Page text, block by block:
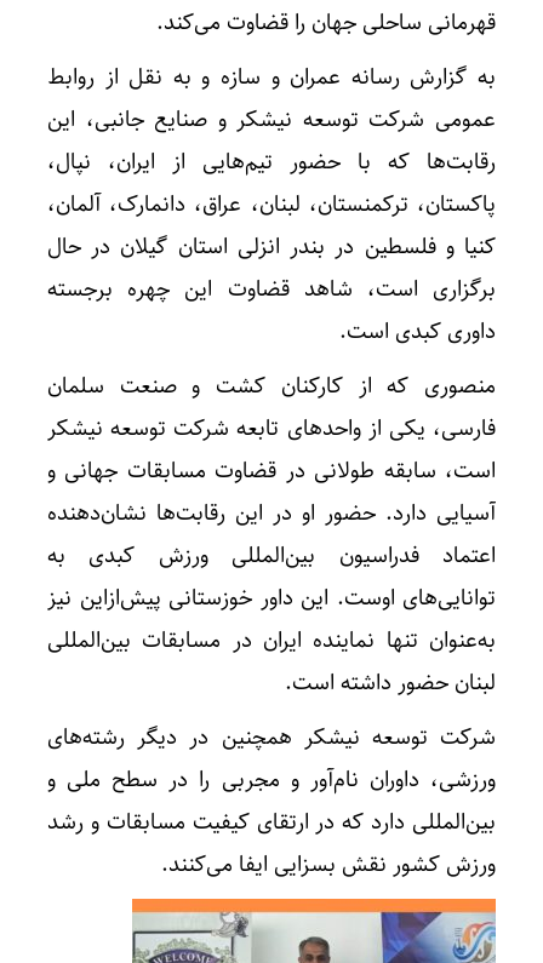
قهرمانی ساحلی جهان را قضاوت می‌کند.
به گزارش رسانه عمران و سازه و به نقل از روابط‌
عمومی شرکت توسعه نیشکر و صنایع جانبی، این
رقابت‌ها که با حضور تیم‌هایی از ایران، نپال،
پاکستان، ترکمنستان، لبنان، عراق، دانمارک، آلمان،
کنیا و فلسطین در بندر انزلی استان گیلان در حال
برگزاری است، شاهد قضاوت این چهره‌ برجسته
داوری کبدی است.
منصوری که از کارکنان کشت و صنعت سلمان
فارسی، یکی از واحدهای تابعه شرکت توسعه نیشکر
است، سابقه طولانی در قضاوت مسابقات جهانی و
آسیایی دارد. حضور او در این رقابت‌ها نشان‌دهنده
اعتماد فدراسیون بین‌المللی ورزش کبدی به
توانایی‌های اوست. این داور خوزستانی پیش‌ازاین نیز
به‌عنوان تنها نماینده ایران در مسابقات بین‌المللی
لبنان حضور داشته است.
شرکت توسعه نیشکر همچنین در دیگر رشته‌های
ورزشی، داوران نام‌آور و مجربی را در سطح ملی و
بین‌المللی دارد که در ارتقای کیفیت مسابقات و رشد
ورزش کشور نقش بسزایی ایفا می‌کنند.